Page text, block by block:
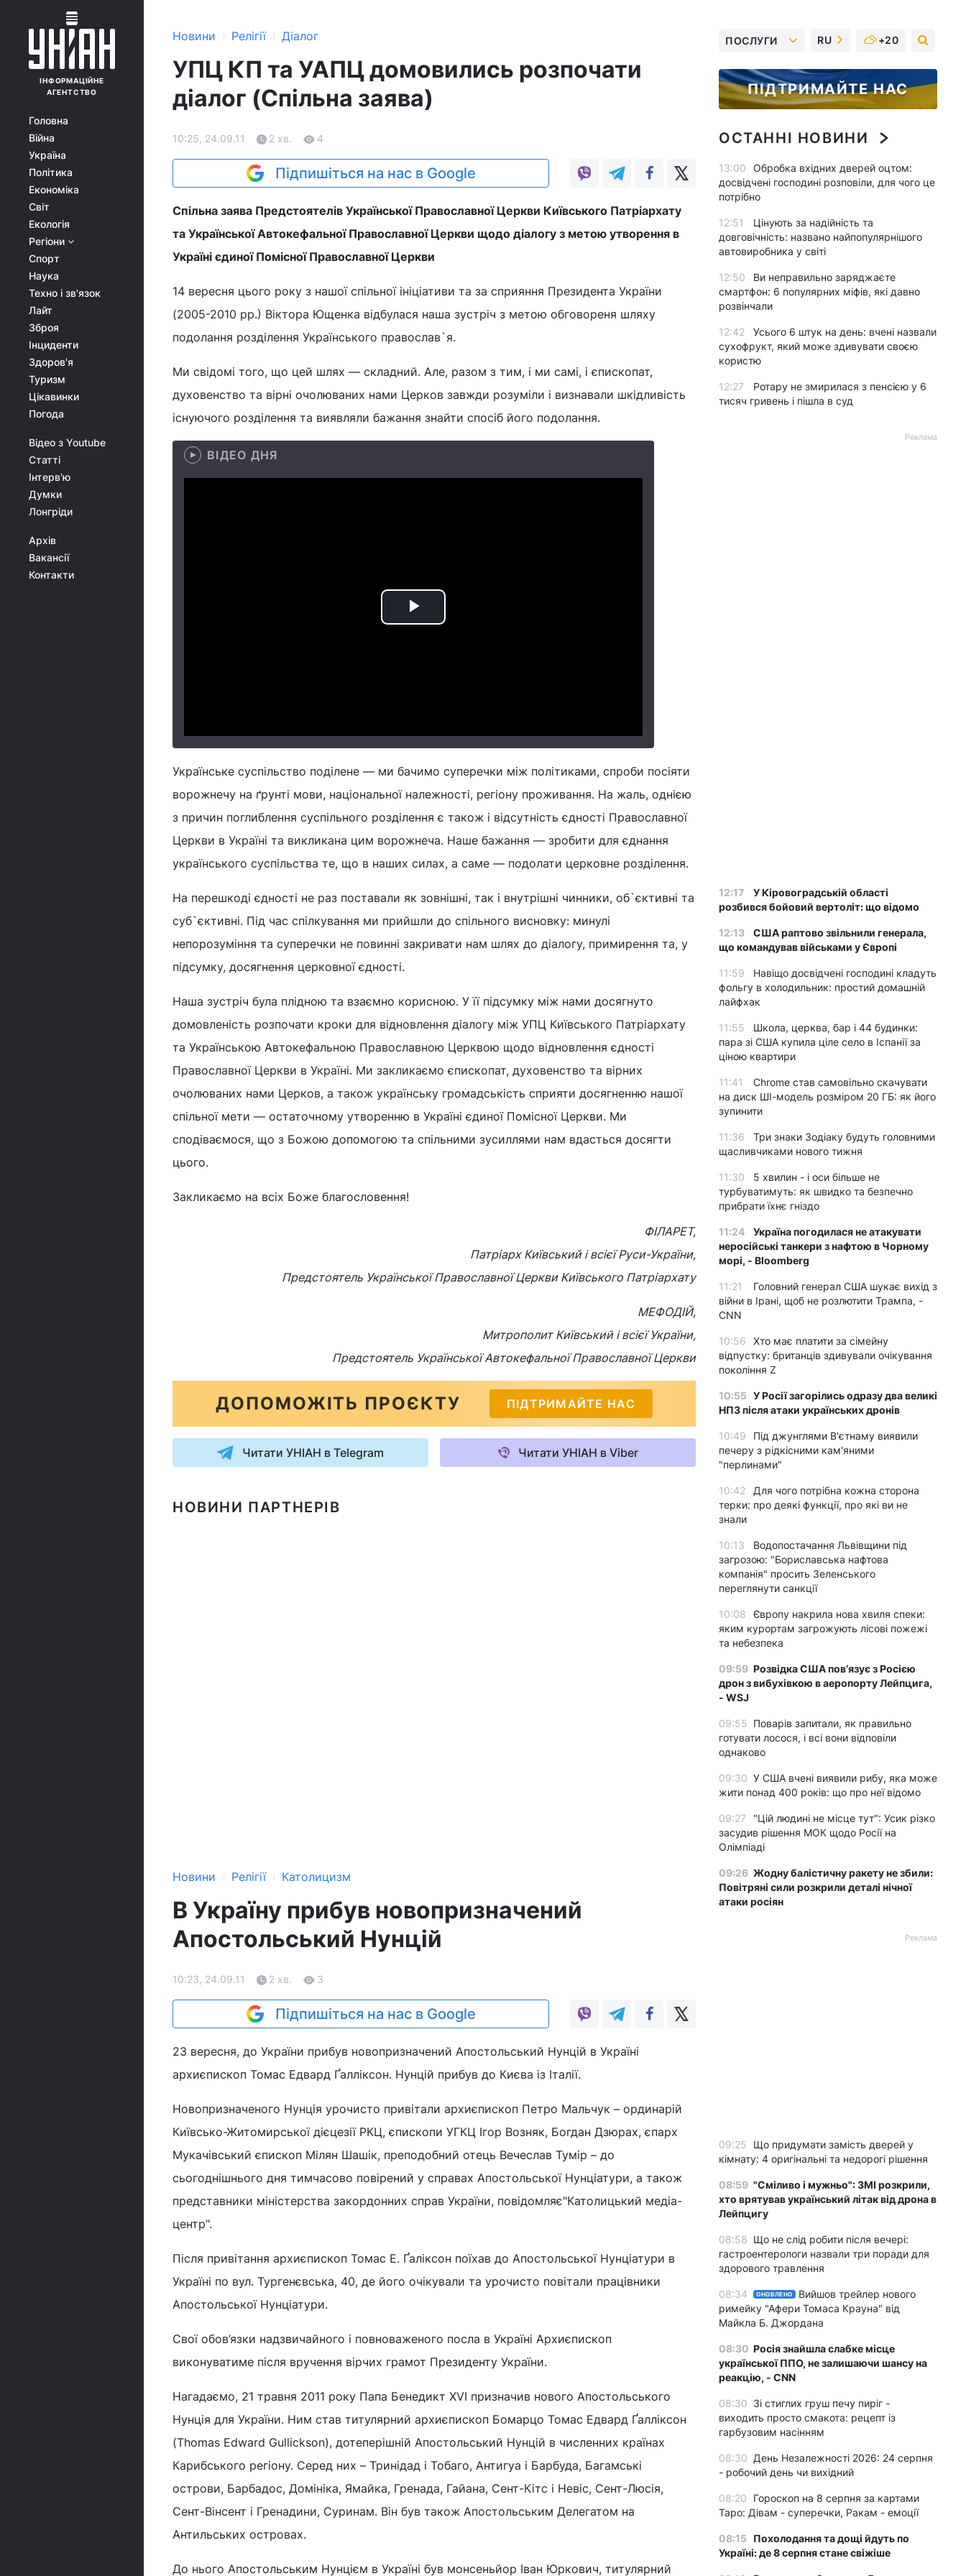
ІНФОРМАЦІЙНЕ
АГЕНТСТВО
Головна
Війна
Україна
Політика
Економіка
Світ
Екологія
Регіони
Спорт
Наука
Техно і зв'язок
Лайт
Зброя
Інциденти
Здоров'я
Туризм
Цікавинки
Погода
Відео з Youtube
Статті
Інтерв'ю
Думки
Лонгріди
Архів
Вакансії
Контакти
Новини › Релігії › Діалог
УПЦ КП та УАПЦ домовились розпочати
діалог (Спільна заява)
10:25, 24.09.11 2 хв. 4
Підпишіться на нас в Google
Спільна заява Предстоятелів Української Православної Церкви Київського Патріархату
та Української Автокефальної Православної Церкви щодо діалогу з метою утворення в
Україні єдиної Помісної Православної Церкви
14 вересня цього року з нашої спільної ініціативи та за сприяння Президента України
(2005-2010 рр.) Віктора Ющенка відбулася наша зустріч з метою обговореня шляху
подолання розділення Українського православ`я.
Ми свідомі того, що цей шлях — складний. Але, разом з тим, і ми самі, і єпископат,
духовенство та вірні очолюваних нами Церков завжди розуміли і визнавали шкідливість
існуючого розділення та виявляли бажання знайти спосіб його подолання.
ВІДЕО ДНЯ
Play
Українське суспільство поділене — ми бачимо суперечки між політиками, спроби посіяти
ворожнечу на ґрунті мови, національної належності, регіону проживання. На жаль, однією
з причин поглиблення суспільного розділення є також і відсутність єдності Православної
Церкви в Україні та викликана цим ворожнеча. Наше бажання — зробити для єднання
українського суспільства те, що в наших силах, а саме — подолати церковне розділення.
На перешкоді єдності не раз поставали як зовнішні, так і внутрішні чинники, об`єктивні та
суб`єктивні. Під час спілкування ми прийшли до спільного висновку: минулі
непорозуміння та суперечки не повинні закривати нам шлях до діалогу, примирення та, у
підсумку, досягнення церковної єдності.
Наша зустріч була плідною та взаємно корисною. У її підсумку між нами досягнуто
домовленість розпочати кроки для відновлення діалогу між УПЦ Київського Патріархату
та Українською Автокефальною Православною Церквою щодо відновлення єдності
Православної Церкви в Україні. Ми закликаємо єпископат, духовенство та вірних
очолюваних нами Церков, а також українську громадськість сприяти досягненню нашої
спільної мети — остаточному утворенню в Україні єдиної Помісної Церкви. Ми
сподіваємося, що з Божою допомогою та спільними зусиллями нам вдасться досягти
цього.
Закликаємо на всіх Боже благословення!
ФІЛАРЕТ,
Патріарх Київський і всієї Руси-України,
Предстоятель Української Православної Церкви Київського Патріархату
МЕФОДІЙ,
Митрополит Київський і всієї України,
Предстоятель Української Автокефальної Православної Церкви
ДОПОМОЖІТЬ ПРОЄКТУ ПІДТРИМАЙТЕ НАС
Читати УНІАН в Telegram Читати УНІАН в Viber
НОВИНИ ПАРТНЕРІВ
Новини › Релігії › Католицизм
В Україну прибув новопризначений
Апостольський Нунцій
10:23, 24.09.11 2 хв. 3
Підпишіться на нас в Google
23 вересня, до України прибув новопризначений Апостольський Нунцій в Україні
архиєпископ Томас Едвард Ґалліксон. Нунцій прибув до Києва із Італії.
Новопризначеного Нунція урочисто привітали архиєпископ Петро Мальчук – ординарій
Київсько-Житомирської дієцезії РКЦ, єпископи УГКЦ Ігор Возняк, Богдан Дзюрах, єпарх
Мукачівський єпископ Мілян Шашік, преподобний отець Вечеслав Тумір – до
сьогоднішнього дня тимчасово повірений у справах Апостольської Нунціатури, а також
представники міністерства закордонних справ України, повідомляє"Католицький медіа-
центр".
Після привітання архиєпископ Томас Е. Ґаліксон поїхав до Апостольської Нунціатури в
Україні по вул. Тургенєвська, 40, де його очікували та урочисто повітали працівники
Апостольської Нунціатури.
Свої обов’язки надзвичайного і повноваженого посла в Україні Архиєпископ
виконуватиме після вручення вірчих грамот Президенту України.
Нагадаємо, 21 травня 2011 року Папа Бенедикт ХVІ призначив нового Апостольського
Нунція для України. Ним став титулярний архиєпископ Бомарцо Томас Едвард Ґалліксон
(Thomas Edward Gullickson), дотеперішній Апостольський Нунцій в численних країнах
Карибського регіону. Серед них – Тринідад і Тобаго, Антигуа і Барбуда, Багамські
острови, Барбадос, Домініка, Ямайка, Гренада, Гайана, Сент-Кітс і Невіс, Сент-Люсія,
Сент-Вінсент і Гренадини, Суринам. Він був також Апостольським Делегатом на
Антильських островах.
До нього Апостольським Нунцієм в Україні був монсеньйор Іван Юркович, титулярний
ПОСЛУГИ RU +20
ПІДТРИМАЙТЕ НАС
ОСТАННІ НОВИНИ
13:00
Обробка вхідних дверей оцтом:
досвідчені господині розповіли, для чого це
потрібно
12:51
Цінують за надійність та
довговічність: названо найпопулярнішого
автовиробника у світі
12:50
Ви неправильно заряджаєте
смартфон: 6 популярних міфів, які давно
розвінчали
12:42
Усього 6 штук на день: вчені назвали
сухофрукт, який може здивувати своєю
користю
12:27
Ротару не змирилася з пенсією у 6
тисяч гривень і пішла в суд
Реклама
12:17
У Кіровоградській області
розбився бойовий вертоліт: що відомо
12:13
США раптово звільнили генерала,
що командував військами у Європі
11:59
Навіщо досвідчені господині кладуть
фольгу в холодильник: простий домашній
лайфхак
11:55
Школа, церква, бар і 44 будинки:
пара зі США купила ціле село в Іспанії за
ціною квартири
11:41
Chrome став самовільно скачувати
на диск ШІ-модель розміром 20 ГБ: як його
зупинити
11:36
Три знаки Зодіаку будуть головними
щасливчиками нового тижня
11:30
5 хвилин - і оси більше не
турбуватимуть: як швидко та безпечно
прибрати їхнє гніздо
11:24
Україна погодилася не атакувати
неросійські танкери з нафтою в Чорному
морі, - Bloomberg
11:21
Головний генерал США шукає вихід з
війни в Ірані, щоб не розлютити Трампа, -
CNN
10:56
Хто має платити за сімейну
відпустку: британців здивували очікування
покоління Z
10:55 У Росії загорілись одразу два великі
НПЗ після атаки українських дронів
10:49
Під джунглями В'єтнаму виявили
печеру з рідкісними кам'яними
"перлинами"
10:42
Для чого потрібна кожна сторона
терки: про деякі функції, про які ви не
знали
10:13
Водопостачання Львівщини під
загрозою: "Бориславська нафтова
компанія" просить Зеленського
переглянути санкції
10:08
Європу накрила нова хвиля спеки:
яким курортам загрожують лісові пожежі
та небезпека
09:59 Розвідка США пов’язує з Росією
дрон з вибухівкою в аеропорту Лейпцига,
- WSJ
09:55 Поварів запитали, як правильно
готувати лосося, і всі вони відповіли
однаково
09:30 У США вчені виявили рибу, яка може
жити понад 400 років: що про неї відомо
09:27
"Цій людині не місце тут": Усик різко
засудив рішення МОК щодо Росії на
Олімпіаді
09:26 Жодну балістичну ракету не збили:
Повітряні сили розкрили деталі нічної
атаки росіян
Реклама
09:25
Що придумати замість дверей у
кімнату: 4 оригінальні та недорогі рішення
08:59 "Сміливо і мужньо": ЗМІ розкрили,
хто врятував український літак від дрона в
Лейпцигу
08:58 Що не слід робити після вечері:
гастроентерологи назвали три поради для
здорового травлення
08:34 ОНОВЛЕНО
Вийшов трейлер нового
римейку "Афери Томаса Крауна" від
Майкла Б. Джордана
08:30 Росія знайшла слабке місце
української ППО, не залишаючи шансу на
реакцію, - CNN
08:30 Зі стиглих груш печу пиріг -
виходить просто смакота: рецепт із
гарбузовим насінням
08:30 День Незалежності 2026: 24 серпня
- робочий день чи вихідний
08:20
Гороскоп на 8 серпня за картами
Таро: Дівам - суперечки, Ракам - емоції
08:15 Похолодання та дощі йдуть по
Україні: де 8 серпня стане свіжіше